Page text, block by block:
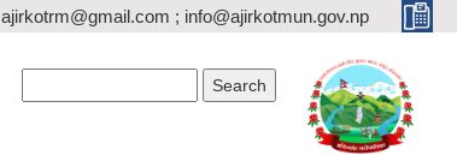
ajirkotrm@gmail.com ; info@ajirkotmun.gov.np